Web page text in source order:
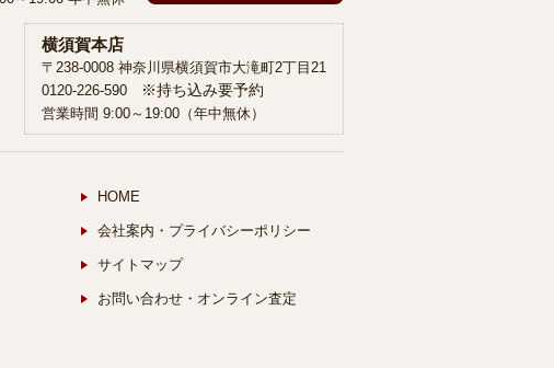
横須賀本店
〒238-0008 神奈川県横須賀市大滝町2丁目21
0120-226-590
※持ち込み要予約
営業時間 9:00～19:00（年中無休）
HOME
会社案内・プライバシーポリシー
サイトマップ
お問い合わせ・オンライン査定